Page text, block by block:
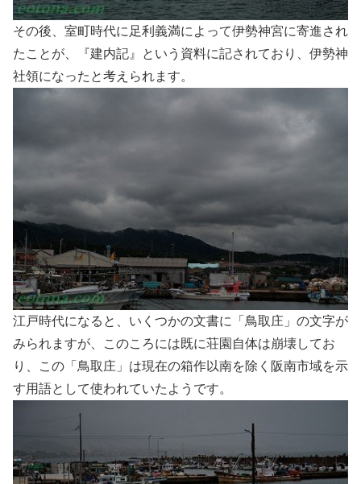
その後、室町時代に足利義満によって伊勢神宮に寄進され
たことが、『建内記』という資料に記されており、伊勢神
社領になったと考えられます。
江戸時代になると、いくつかの文書に「鳥取庄」の文字が
みられますが、このころには既に荘園自体は崩壊してお
り、この「鳥取庄」は現在の箱作以南を除く阪南市域を示
す用語として使われていたようです。